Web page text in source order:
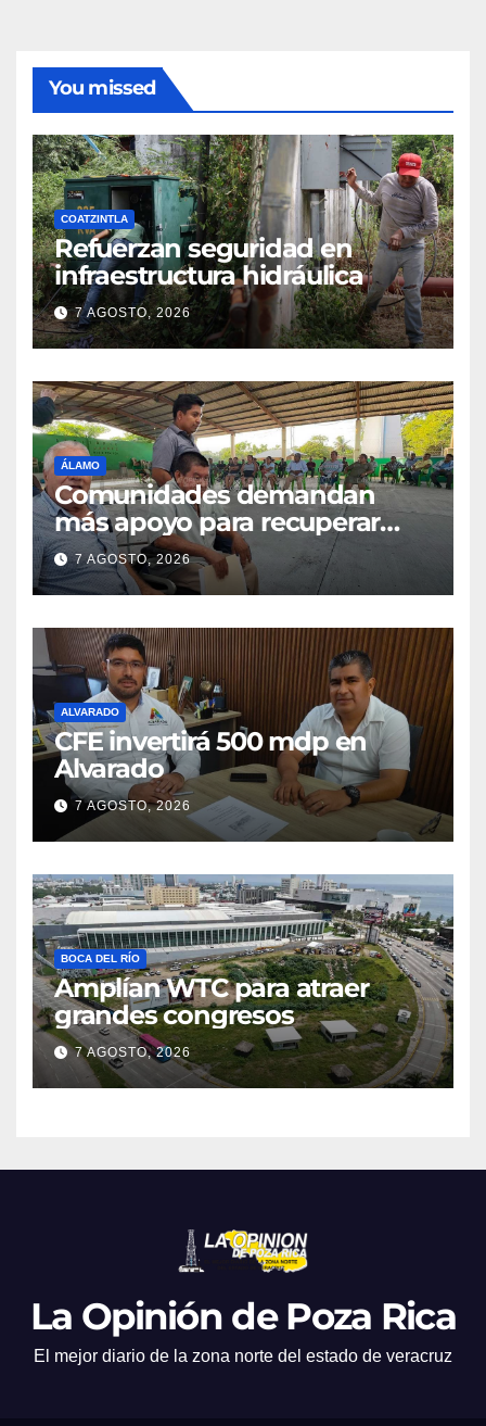
You missed
COATZINTLA
Refuerzan seguridad en
infraestructura hidráulica
7 AGOSTO, 2026
ÁLAMO
Comunidades demandan
más apoyo para recuperar
parcelas
7 AGOSTO, 2026
ALVARADO
CFE invertirá 500 mdp en
Alvarado
7 AGOSTO, 2026
BOCA DEL RÍO
Amplían WTC para atraer
grandes congresos
7 AGOSTO, 2026
La Opinión de Poza Rica
El mejor diario de la zona norte del estado de veracruz